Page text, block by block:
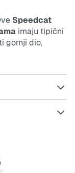
Speedcat
imaju tipični
gornji dio,
detaljima,
posebno, a